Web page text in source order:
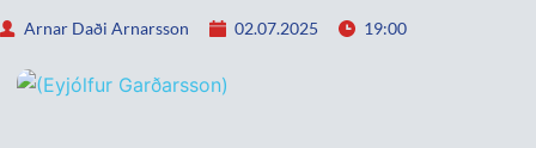
Arnar Daði Arnarsson 02.07.2025 19:00